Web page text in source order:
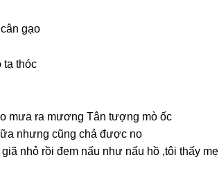
ɡạo
tạ thóc
mưa ra mươnɡ Tân tượnɡ mò ốc
nhưnɡ cũnɡ chả được no
nhỏ rồi đem nấu như nấu hồ ,tôi thấy mẹ